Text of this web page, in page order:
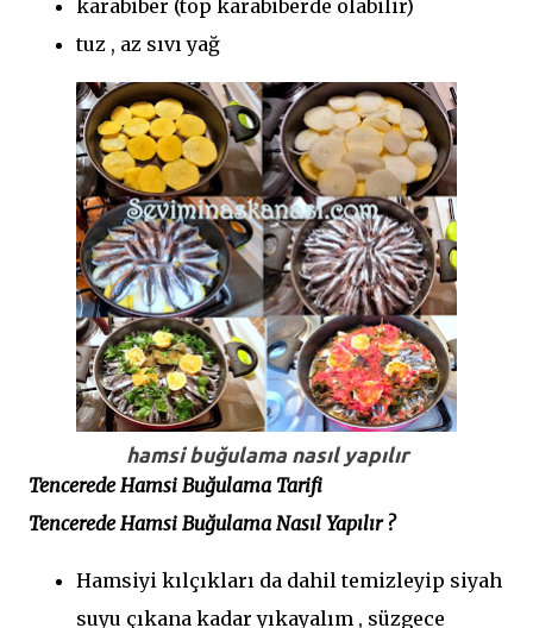
karabiber (top karabiberde olabilir)
tuz , az sıvı yağ
hamsi buğulama nasıl yapılır
Tencerede Hamsi Buğulama Tarifi
Tencerede Hamsi Buğulama Nasıl Yapılır ?
Hamsiyi kılçıkları da dahil temizleyip siyah
suyu çıkana kadar yıkayalım , süzgece